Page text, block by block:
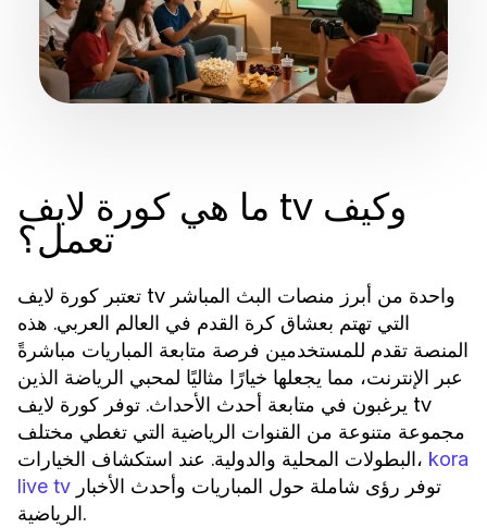
ما هي كورة لايف tv وكيف
تعمل؟
تعتبر كورة لايف tv واحدة من أبرز منصات البث المباشر
التي تهتم بعشاق كرة القدم في العالم العربي. هذه
المنصة تقدم للمستخدمين فرصة متابعة المباريات مباشرةً
عبر الإنترنت، مما يجعلها خيارًا مثاليًا لمحبي الرياضة الذين
يرغبون في متابعة أحدث الأحداث. توفر كورة لايف tv
مجموعة متنوعة من القنوات الرياضية التي تغطي مختلف
البطولات المحلية والدولية. عند استكشاف الخيارات، kora
live tv
الرياضية.